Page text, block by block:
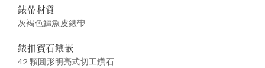
錶帶材質
灰褐色鱷魚皮錶帶
錶扣寶石鑲嵌
42 顆圓形明亮式切工鑽石